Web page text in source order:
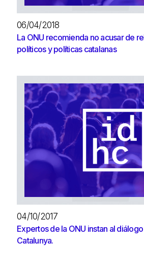
06/04/2018
La ONU recomienda no acusar de
políticos y políticas catalanas
04/10/2017
Expertos de la ONU instan al
Catalunya.